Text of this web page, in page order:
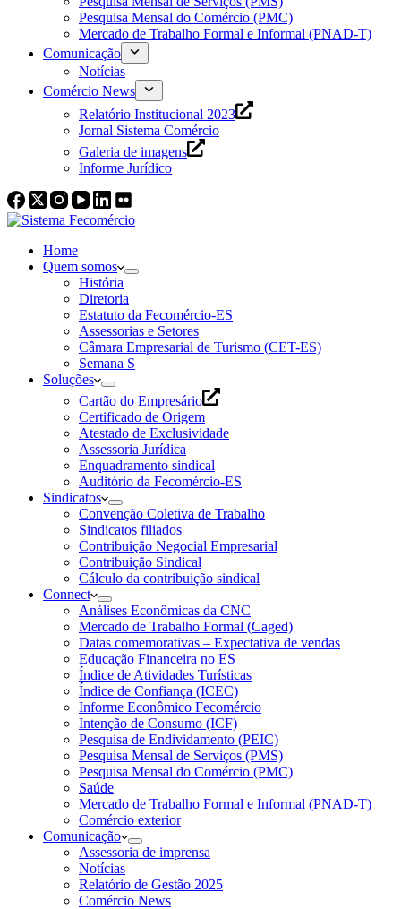
Pesquisa Mensal do Comércio (PMC)
Mercado de Trabalho Formal e Informal (PNAD-T)
Comunicação
Notícias
Comércio News
Relatório Institucional 2023
Jornal Sistema Comércio
Galeria de imagens
Informe Jurídico
Home
Quem somos
História
Diretoria
Estatuto da Fecomércio-ES
Assessorias e Setores
Câmara Empresarial de Turismo (CET-ES)
Semana S
Soluções
Cartão do Empresário
Certificado de Origem
Atestado de Exclusividade
Assessoria Jurídica
Enquadramento sindical
Auditório da Fecomércio-ES
Sindicatos
Convenção Coletiva de Trabalho
Sindicatos filiados
Contribuição Negocial Empresarial
Contribuição Sindical
Cálculo da contribuição sindical
Connect
Análises Econômicas da CNC
Mercado de Trabalho Formal (Caged)
Datas comemorativas – Expectativa de vendas
Educação Financeira no ES
Índice de Atividades Turísticas
Índice de Confiança (ICEC)
Informe Econômico Fecomércio
Intenção de Consumo (ICF)
Pesquisa de Endividamento (PEIC)
Pesquisa Mensal de Serviços (PMS)
Pesquisa Mensal do Comércio (PMC)
Saúde
Mercado de Trabalho Formal e Informal (PNAD-T)
Comércio exterior
Comunicação
Assessoria de imprensa
Notícias
Relatório de Gestão 2025
Comércio News